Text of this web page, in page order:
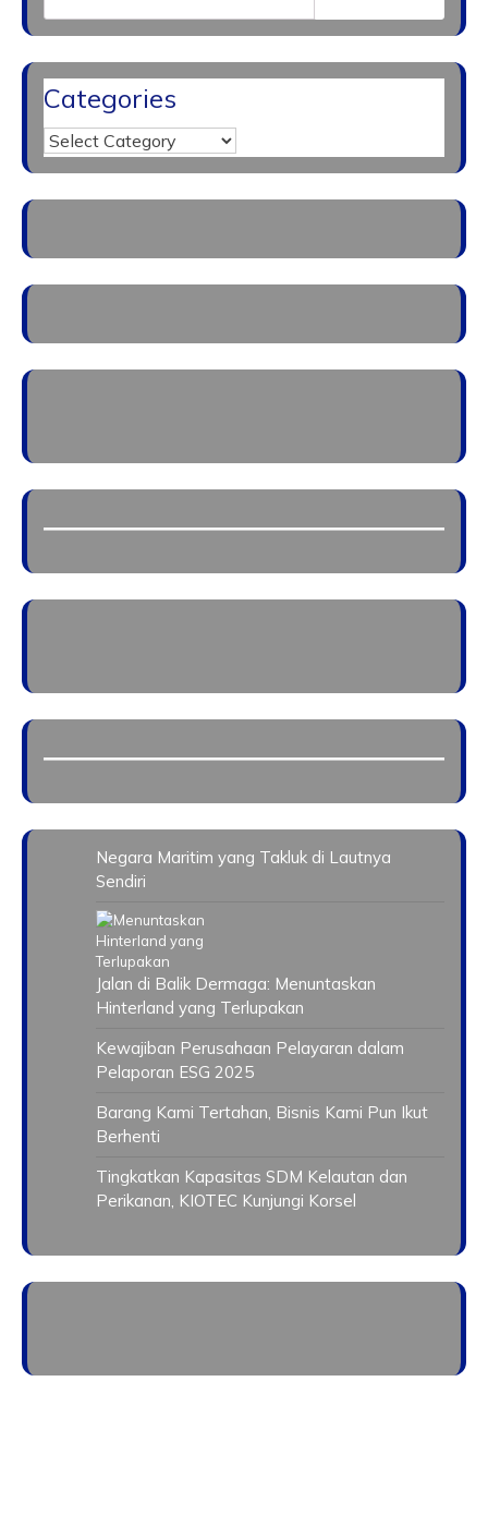
Categories
Negara Maritim yang Takluk di Lautnya
Sendiri
Jalan di Balik Dermaga: Menuntaskan
Hinterland yang Terlupakan
Kewajiban Perusahaan Pelayaran dalam
Pelaporan ESG 2025
Barang Kami Tertahan, Bisnis Kami Pun Ikut
Berhenti
Tingkatkan Kapasitas SDM Kelautan dan
Perikanan, KIOTEC Kunjungi Korsel